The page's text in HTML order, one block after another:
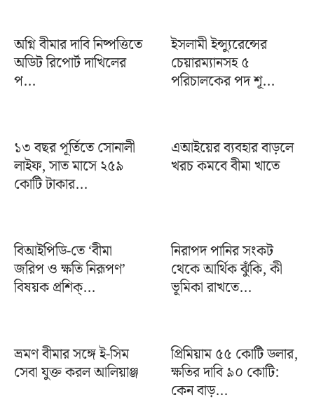
অগ্নি বীমার দাবি নিষ্পত্তিতে
অডিট রিপোর্ট দাখিলের
প...
ইসলামী ইন্স্যুরেন্সের
চেয়ারম্যানসহ ৫
পরিচালকের পদ শূ...
১৩ বছর পূর্তিতে সোনালী
লাইফ, সাত মাসে ২৫৯
কোটি টাকার...
এআইয়ের ব্যবহার বাড়লে
খরচ কমবে বীমা খাতে
বিআইপিডি-তে ‘বীমা
জরিপ ও ক্ষতি নিরূপণ’
বিষয়ক প্রশিক্...
নিরাপদ পানির সংকট
থেকে আর্থিক ঝুঁকি, কী
ভূমিকা রাখতে...
ভ্রমণ বীমার সঙ্গে ই-সিম
সেবা যুক্ত করল আলিয়াঞ্জ
প্রিমিয়াম ৫৫ কোটি ডলার,
ক্ষতির দাবি ৯০ কোটি:
কেন বাড়...